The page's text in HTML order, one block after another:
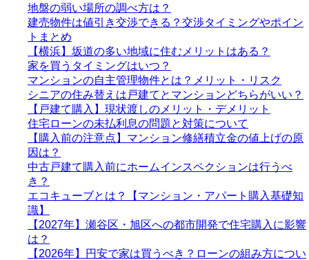
地盤の弱い場所の調べ方は？
建売物件は値引き交渉できる？交渉タイミングやポイン
トまとめ
【横浜】坂道の多い地域に住むメリットはある？
家を買うタイミングはいつ？
マンションの自主管理物件とは？メリット・リスク
シニアの住み替えは戸建てとマンションどちらがいい？
【戸建て購入】現状渡しのメリット・デメリット
住宅ローンの未払利息の問題と対策について
【購入前の注意点】マンション修繕積立金の値上げの原
因は？
中古戸建て購入前にホームインスペクションは行うべ
き？
エコキューブとは？【マンション・アパート購入基礎知
識】
【2027年】瀬谷区・旭区への都市開発で住宅購入に影響
は？
【2026年】円安で家は買うべき？ローンの組み方につい